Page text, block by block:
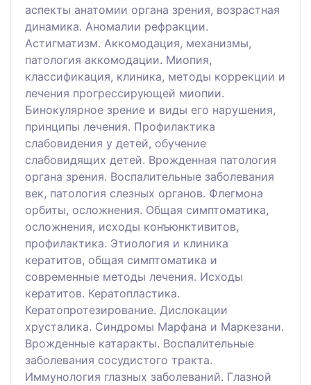
аспекты анатомии органа зрения, возрастная
динамика. Аномалии рефракции.
Астигматизм. Аккомодация, механизмы,
патология аккомодации. Миопия,
классификация, клиника, методы коррекции и
лечения прогрессирующей миопии.
Бинокулярное зрение и виды его нарушения,
принципы лечения. Профилактика
слабовидения у детей, обучение
слабовидящих детей. Врожденная патология
органа зрения. Воспалительные заболевания
век, патология слезных органов. Флегмона
орбиты, осложнения. Общая симптоматика,
осложнения, исходы конъюнктивитов,
профилактика. Этиология и клиника
кератитов, общая симптоматика и
современные методы лечения. Исходы
кератитов. Кератопластика.
Кератопротезирование. Дислокации
хрусталика. Синдромы Марфана и Маркезани.
Врожденные катаракты. Воспалительные
заболевания сосудистого тракта.
Иммунология глазных заболеваний. Глазной